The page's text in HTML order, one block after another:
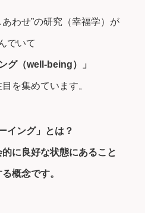
わせ”の研究（幸福学）が
でいて
グ（well-being）」
を集めています。
イング」とは？
に良好な状態にあること
概念です。